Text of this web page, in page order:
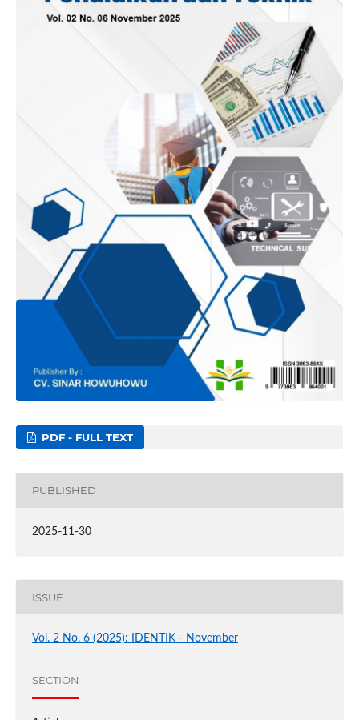
PDF - FULL TEXT
PUBLISHED
2025-11-30
ISSUE
Vol. 2 No. 6 (2025): IDENTIK - November
SECTION